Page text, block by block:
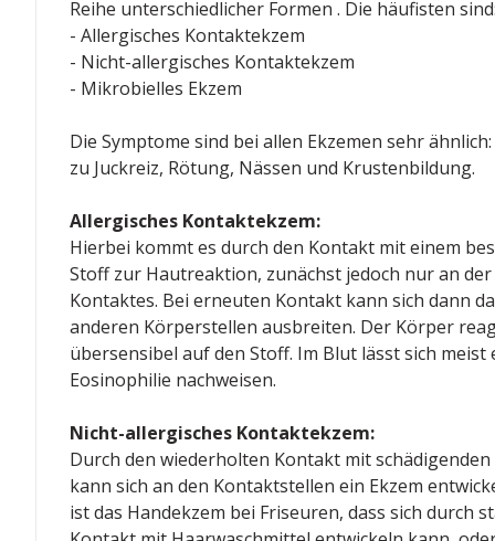
Reihe unterschiedlicher Formen . Die häufisten
- Allergisches Kontaktekzem
- Nicht-allergisches Kontaktekzem
- Mikrobielles Ekzem
Die Symptome sind bei allen Ekzemen sehr
zu Juckreiz, Rötung, Nässen und Krustenbildung.
Allergisches Kontaktekzem:
Hierbei kommt es durch den Kontakt mit einem
Stoff zur Hautreaktion, zunächst jedoch nur an der
Kontaktes. Bei erneuten Kontakt kann sich dann
anderen Körperstellen ausbreiten. Der Körper
übersensibel auf den Stoff. Im Blut lässt sich meist
Eosinophilie nachweisen.
Nicht-allergisches Kontaktekzem:
Durch den wiederholten Kontakt mit
kann sich an den Kontaktstellen ein Ekzem
ist das Handekzem bei Friseuren, dass sich durch